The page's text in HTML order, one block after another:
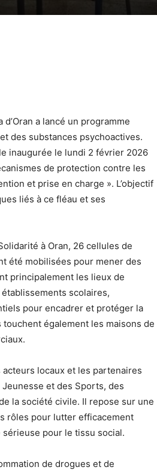
a lancé un programme
des substances psychoactives.
inaugurée le lundi 2 février 2026
de protection contre les
et prise en charge ». L’objectif
liés à ce fléau et ses
à Oran, 26 cellules de
été mobilisées pour mener des
principalement les lieux de
scolaires,
pour encadrer et protéger la
également les maisons de
locaux et les partenaires
et des Sports, des
la société civile. Il repose sur une
rôles pour lutter efficacement
pour le tissu social.
de drogues et de